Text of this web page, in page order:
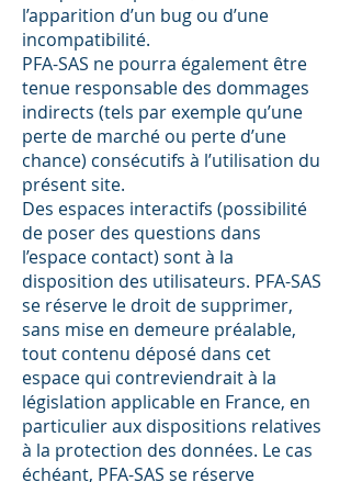
l’apparition d’un bug ou d’une
incompatibilité.
PFA-SAS ne pourra également être
tenue responsable des dommages
indirects (tels par exemple qu’une
perte de marché ou perte d’une
chance) consécutifs à l’utilisation du
présent site.
Des espaces interactifs (possibilité
de poser des questions dans
l’espace contact) sont à la
disposition des utilisateurs. PFA-SAS
se réserve le droit de supprimer,
sans mise en demeure préalable,
tout contenu déposé dans cet
espace qui contreviendrait à la
législation applicable en France, en
particulier aux dispositions relatives
à la protection des données. Le cas
échéant, PFA-SAS se réserve